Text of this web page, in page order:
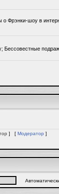
о Фрэнки-шоу в
] [ Модератор ]
Автоматически